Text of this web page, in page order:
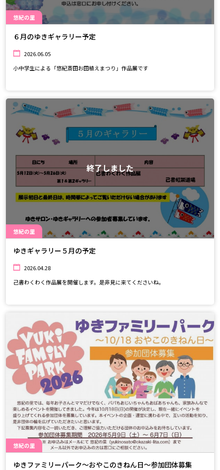
悠紀の里
６月のゆきギャラリー予定
2026.06.05
小中学生による「悠紀斎田お田植えまつり」作品展です
悠紀の里
終了しました
ゆきギャラリー５月の予定
2026.04.28
己書わくわく作品展を開催します。是非見に来てくださいね。
悠紀の里
ゆきファミリーパーク～おやこのきねん日～参加団体募集